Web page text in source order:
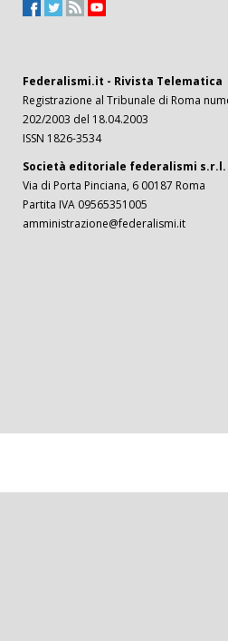
Federalismi.it - Rivista Telematica
Registrazione al Tribunale di Roma
202/2003 del 18.04.2003
ISSN 1826-3534
Società editoriale federalismi s.r.l.
Via di Porta Pinciana, 6 00187 Roma
Partita IVA 09565351005
amministrazione@federalismi.it